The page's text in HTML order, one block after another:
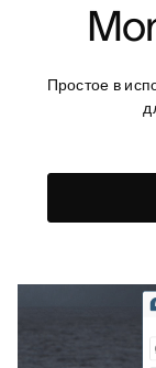
Простое в